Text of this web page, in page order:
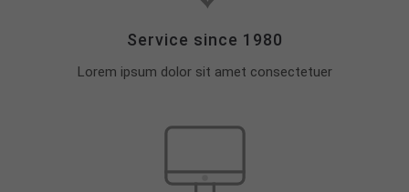
(GMT +1)
Get in touch
San Francisco, CA 94102
Have any questions?
Service since 1980
Lorem ipsum dolor sit amet consectetuer